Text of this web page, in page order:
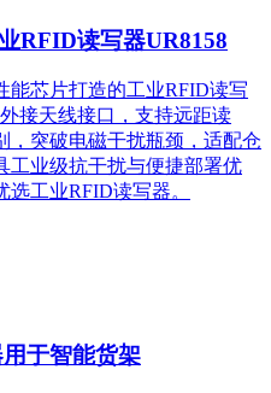
RFID读写器UR8158
能芯片打造的工业RFID读写
接天线接口，支持远距读
，突破电磁干扰瓶颈，适配仓
工业级抗干扰与便捷部署优
工业RFID读写器。
于智能货架